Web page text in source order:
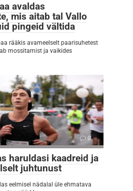
avaldas
mis aitab tal Vallo
pingeid vältida
rääkis avameelselt paarisuhetest
mossitamist ja vaikides
0
haruldasi kaadreid ja
juhtunust
eelmisel nädalal üle ehmatava